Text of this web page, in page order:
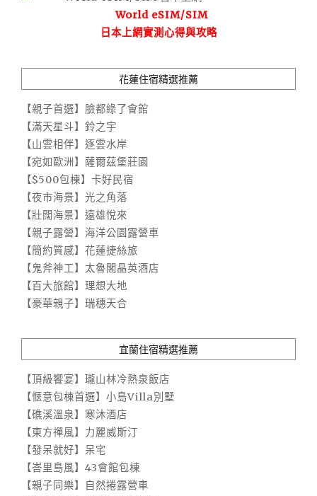
World eSIM/SIM
日本上網實測心得與攻略
花蓮住宿精選推薦
【親子首選】臉都綠了會館
【滿天星斗】鈴之宇
【山雲相伴】逐雲水岸
【宛如歐洲】薩爾茲堡莊園
【$500包棟】卡好民宿
【夜市海景】光之角落
【壯闊海景】遠雄悅來
【親子露營】海洋公園露營車
【簡約質感】花蓮捷絲旅
【鬼斧神工】太魯閣晶英酒店
【百大旅館】理想大地
【豪華親子】瑞穗天合
宜蘭住宿精選推薦
【頂級饗宴】瓏山林冷熱泉飯店
【愜意包棟首選】小島Villa別墅
【礁溪溫泉】寒沐酒店
【東方禪風】力麗威斯汀
【發呆就好】呆宅
【峇里島風】43會館包棟
【親子同樂】自然捲露營車